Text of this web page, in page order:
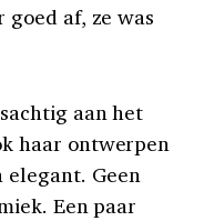
af, ze was
aan het
haar ontwerpen
Geen
Een paar